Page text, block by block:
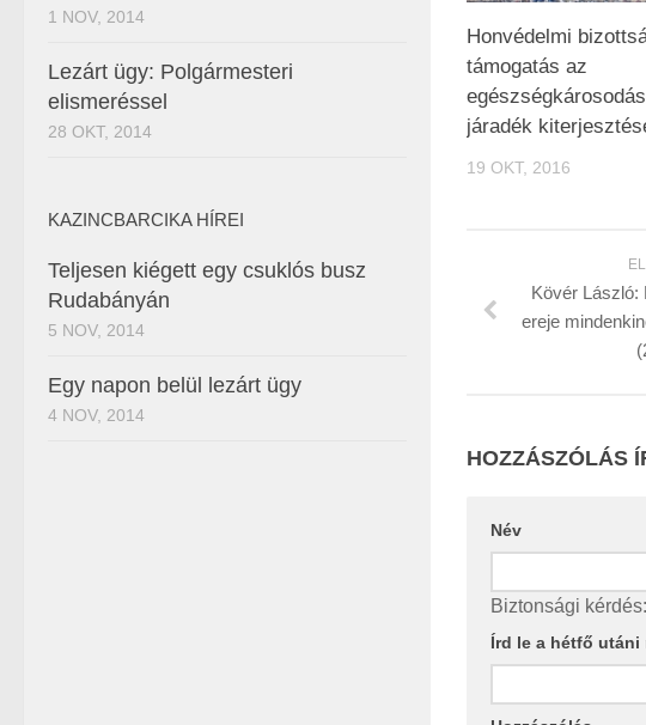
Honvédelmi
támogatás az
járadék
19 OKT, 2016
Kövér László:
ereje
HOZZÁSZÓLÁS
Név
Biztonsági kérdés:
Írd le a hétfő utáni
1 NOV, 2014
Lezárt ügy: Polgármesteri
elismeréssel
28 OKT, 2014
KAZINCBARCIKA HÍREI
Teljesen kiégett egy csuklós busz
Rudabányán
5 NOV, 2014
Egy napon belül lezárt ügy
4 NOV, 2014